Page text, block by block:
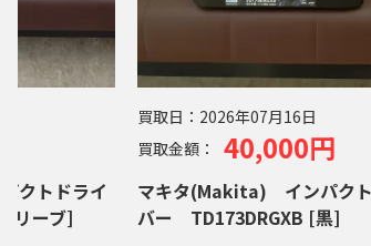
クトドライ
リーブ]
買取日： 2026年07月16日
買取金額：
40,000円
マキタ(Makita) インパク
バー TD173DRGXB [黒]